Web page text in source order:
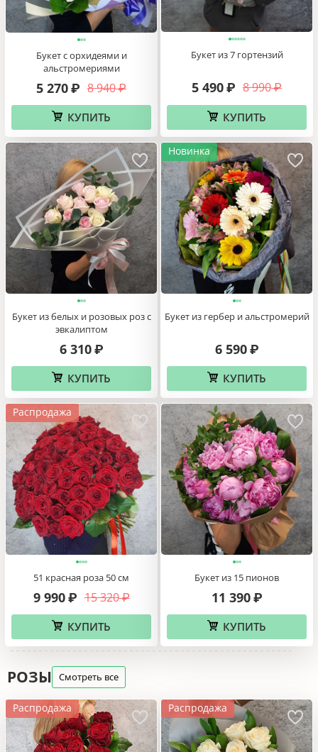
Букет с орхидеями и
альстромериями
8 940 ₽
5 270₽
КУПИТЬ
Букет из 7 гортензий
8 990 ₽
5 490₽
КУПИТЬ
Букет из белых и розовых роз с
эвкалиптом
6 310 ₽
КУПИТЬ
Новинка
Букет из гербер и альстромерий
6 590 ₽
КУПИТЬ
Распродажа
51 красная роза 50 см
15 320 ₽
9 990 ₽
КУПИТЬ
Букет из 15 пионов
11 390 ₽
КУПИТЬ
РОЗЫ Смотреть все
Распродажа Распродажа